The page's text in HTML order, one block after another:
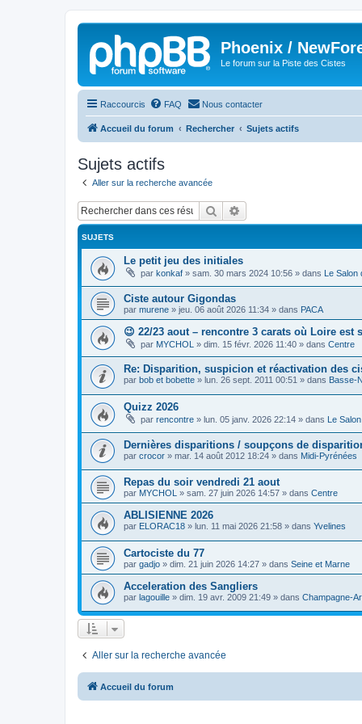
Phoenix /
Le forum sur la Piste des Cistes
Raccourcis FAQ Nous contacter
Accueil du forum Rechercher Sujets actifs
Sujets actifs
Aller sur la recherche avancée
Rechercher
SUJETS
Le petit jeu des initiales
par konkaf » sam. 30 mars 2024 10:56 » dans Le Salon
Ciste autour Gigondas
par murene » jeu. 06 août 2026 11:34 » dans PACA
😉 22/23 aout – rencontre 3 carats où Loire est
par MYCHOL » dim. 15 févr. 2026 11:40 » dans Centre
Re: Disparition, suspicion et réactivation des
par bob et bobette » lun. 26 sept. 2011 00:51 » dans Basse-
Quizz 2026
par rencontre » lun. 05 janv. 2026 22:14 » dans Le
Dernières disparitions / soupçons de
par crocor » mar. 14 août 2012 18:24 » dans Midi-Pyrénées
Repas du soir vendredi 21 aout
par MYCHOL » sam. 27 juin 2026 14:57 » dans Centre
ABLISIENNE 2026
par ELORAC18 » lun. 11 mai 2026 21:58 » dans Yvelines
Cartociste du 77
par gadjo » dim. 21 juin 2026 14:27 » dans Seine et Marne
Acceleration des Sangliers
par lagouille » dim. 19 avr. 2009 21:49 » dans Champagne-
Aller sur la recherche avancée
Accueil du forum